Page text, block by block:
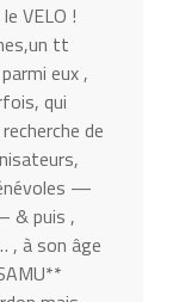
VELO !
tt
eux ,
qui
de
—
& puis ,
, à son âge